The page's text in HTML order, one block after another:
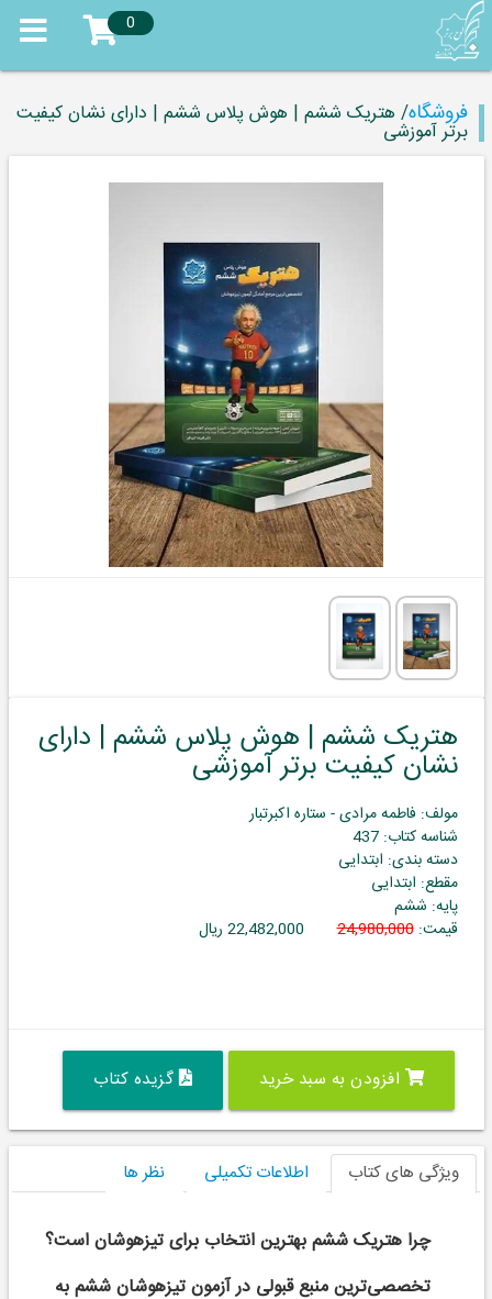
0
فروشگاه/ هتریک ششم | هوش پلاس ششم | دارای نشان کیفیت
برتر آموزشی
هتریک ششم | هوش پلاس ششم | دارای
نشان کیفیت برتر آموزشی
مولف: فاطمه مرادی - ستاره اکبرتبار
شناسه کتاب: 437
دسته بندی: ابتدایی
مقطع: ابتدایی
پایه: ششم
قیمت:24,980,000 22,482,000 ریال
افزودن به سبد خرید گزیده کتاب
ویژگی های کتاب اطلاعات تکمیلی نظر ها
چرا هتریک ششم بهترین انتخاب برای تیزهوشان است؟
تخصصی‌ترین منبع قبولی در آزمون تیزهوشان ششم به